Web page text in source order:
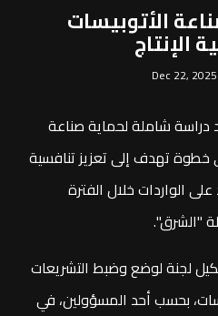
الأتوبيسات
الإنتاج
شاملة لحماية صناعة
خطوة تهدف إلى تعزيز تنافسية
على الواردات خلال الفترة
"الشرق".
لجنة لوضع وضبط التشريعات
بحسب أحد المسؤولين، في